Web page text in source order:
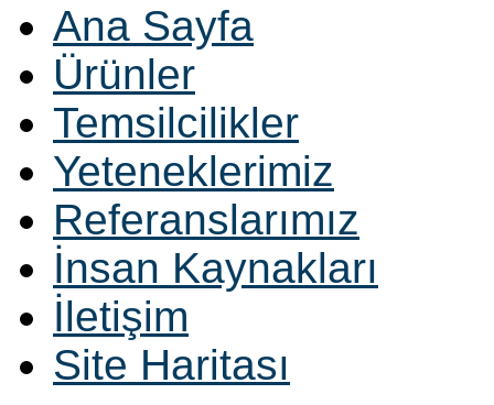
Ana Sayfa
Ürünler
Temsilcilikler
Yeteneklerimiz
Referanslarımız
İnsan Kaynakları
İletişim
Site Haritası